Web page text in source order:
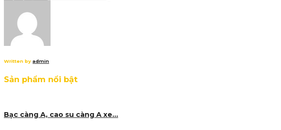
Written by admin
Sản phẩm nổi bật
Bạc càng A, cao su càng A xe…